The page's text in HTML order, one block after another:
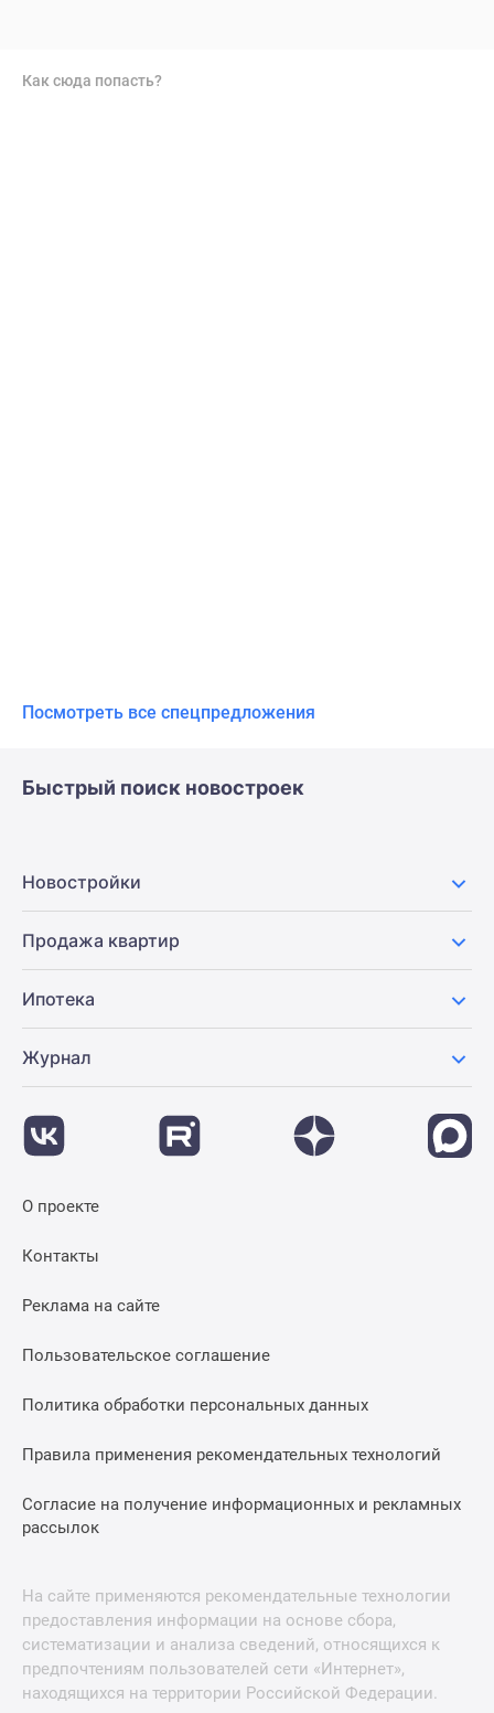
Как сюда попасть?
Посмотреть все спецпредложения
Быстрый поиск новостроек
Новостройки
Продажа квартир
Ипотека
Журнал
О проекте
Контакты
Реклама на сайте
Пользовательское соглашение
Политика обработки персональных данных
Правила применения рекомендательных технологий
Согласие на получение информационных и рекламных
рассылок
На сайте применяются рекомендательные технологии
предоставления информации на основе сбора,
систематизации и анализа сведений, относящихся к
предпочтениям пользователей сети «Интернет»,
находящихся на территории Российской Федерации.